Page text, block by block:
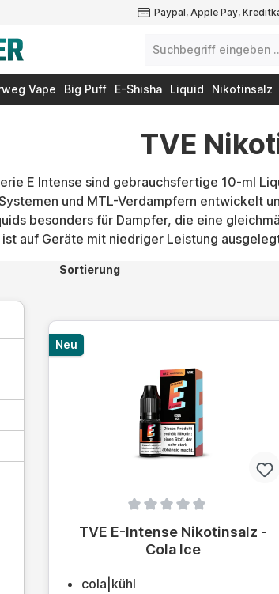
Paypal, Apple Pay,
Vape Big Puff E-Shisha Liquid Nikotinsalz
TVE
E Intense sind gebrauchsfertige 10-ml
und MTL-Verdampfern entwickelt
besonders für Dampfer, die eine
auf Geräte mit niedriger Leistung
Sortierung
Neu
Durchschnittliche Bewertung von
TVE E-Intense Nikotinsalz -
Cola Ice
cola|kühl